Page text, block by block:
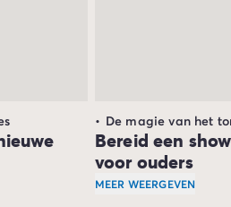
De magie van het
Bereid een
voor ouders
MEER WEERGEVEN